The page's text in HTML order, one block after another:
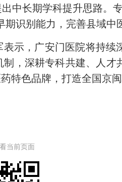
长期学科提升思路。
识别能力，完善县域中
，广安门医院将持续
，深耕专科共建、人
特色品牌，打造全国京闽
当前页面